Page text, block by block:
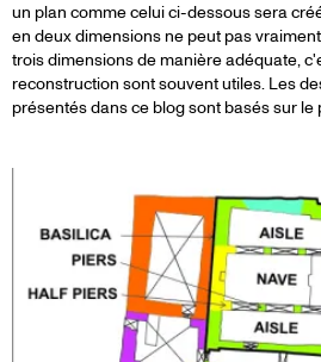
un plan comme celui ci-dessous sera
en deux dimensions ne peut pas
trois dimensions de manière adéquate,
reconstruction sont souvent utiles. Les
présentés dans ce blog sont basés sur le